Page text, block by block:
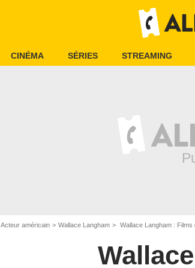
CINÉMA SÉRIES STREAMING
Acteur américain Wallace Langham Wallace Langham : Films